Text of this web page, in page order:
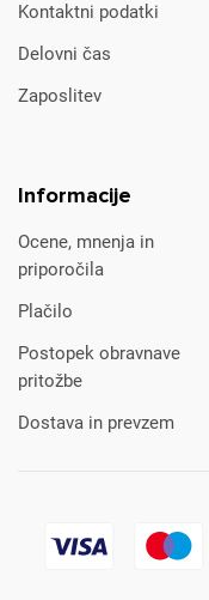
Kontaktni podatki
Delovni čas
Zaposlitev
Informacije
Ocene, mnenja in
priporočila
Plačilo
Postopek obravnave
pritožbe
Dostava in prevzem